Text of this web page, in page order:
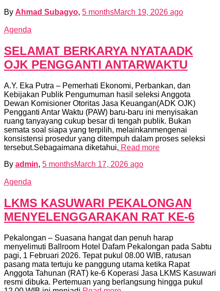
By Ahmad Subagyo, 5 monthsMarch 19, 2026 ago
Agenda
SELAMAT BERKARYA NYATAADK
OJK PENGGANTI ANTARWAKTU
A.Y. Eka Putra – Pemerhati Ekonomi, Perbankan, dan
Kebijakan Publik Pengumuman hasil seleksi Anggota
Dewan Komisioner Otoritas Jasa Keuangan(ADK OJK)
Pengganti Antar Waktu (PAW) baru-baru ini menyisakan
ruang tanyayang cukup besar di tengah publik. Bukan
semata soal siapa yang terpilih, melainkanmengenai
konsistensi prosedur yang ditempuh dalam proses seleksi
tersebut.Sebagaimana diketahui, Read more
By admin, 5 monthsMarch 17, 2026 ago
Agenda
LKMS KASUWARI PEKALONGAN
MENYELENGGARAKAN RAT KE-6
Pekalongan – Suasana hangat dan penuh harap
menyelimuti Ballroom Hotel Dafam Pekalongan pada Sabtu
pagi, 1 Februari 2026. Tepat pukul 08.00 WIB, ratusan
pasang mata tertuju ke panggung utama ketika Rapat
Anggota Tahunan (RAT) ke-6 Koperasi Jasa LKMS Kasuwari
resmi dibuka. Pertemuan yang berlangsung hingga pukul